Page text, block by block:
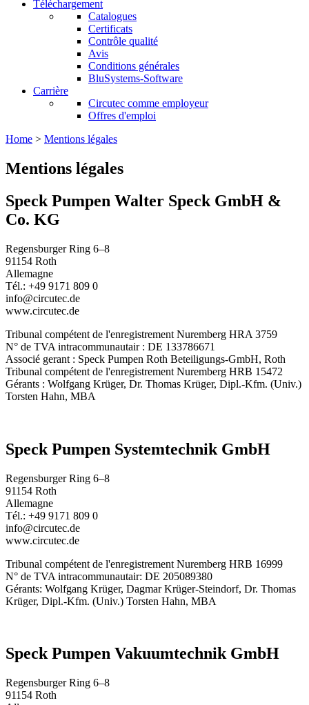
Téléchargement
Catalogues
Certificats
Contrôle qualité
Avis
Conditions générales
BluSystems-Software
Carrière
Circutec comme employeur
Offres d'emploi
Home > Mentions légales
Mentions légales
Speck Pumpen Walter Speck GmbH &
Co. KG
Regensburger Ring 6–8
91154 Roth
Allemagne
Tél.: +49 9171 809 0
info@circutec.de
www.circutec.de
Tribunal compétent de l'enregistrement Nuremberg HRA 3759
N° de TVA intracommunautair : DE 133786671
Associé gerant : Speck Pumpen Roth Beteiligungs-GmbH, Roth
Tribunal compétent de l'enregistrement Nuremberg HRB 15472
Gérants : Wolfgang Krüger, Dr. Thomas Krüger, Dipl.-Kfm. (Univ.)
Torsten Hahn, MBA
Speck Pumpen Systemtechnik GmbH
Regensburger Ring 6–8
91154 Roth
Allemagne
Tél.: +49 9171 809 0
info@circutec.de
www.circutec.de
Tribunal compétent de l'enregistrement Nuremberg HRB 16999
N° de TVA intracommunautair: DE 205089380
Gérants: Wolfgang Krüger, Dagmar Krüger-Steindorf, Dr. Thomas
Krüger, Dipl.-Kfm. (Univ.) Torsten Hahn, MBA
Speck Pumpen Vakuumtechnik GmbH
Regensburger Ring 6–8
91154 Roth